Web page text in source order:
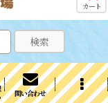
カート
検索
問い合わせ